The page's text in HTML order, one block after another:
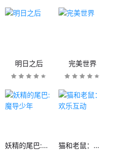
明日之后 完美世界
妖精的尾巴:魔导少年 猫和老鼠：欢乐互动